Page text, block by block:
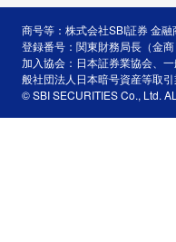
商号等：株式会社SBI証券 金
登録番号：関東財務局長（金
加入協会：日本証券業協会、
般社団法人日本暗号資産等取
© SBI SECURITIES Co., Ltd.